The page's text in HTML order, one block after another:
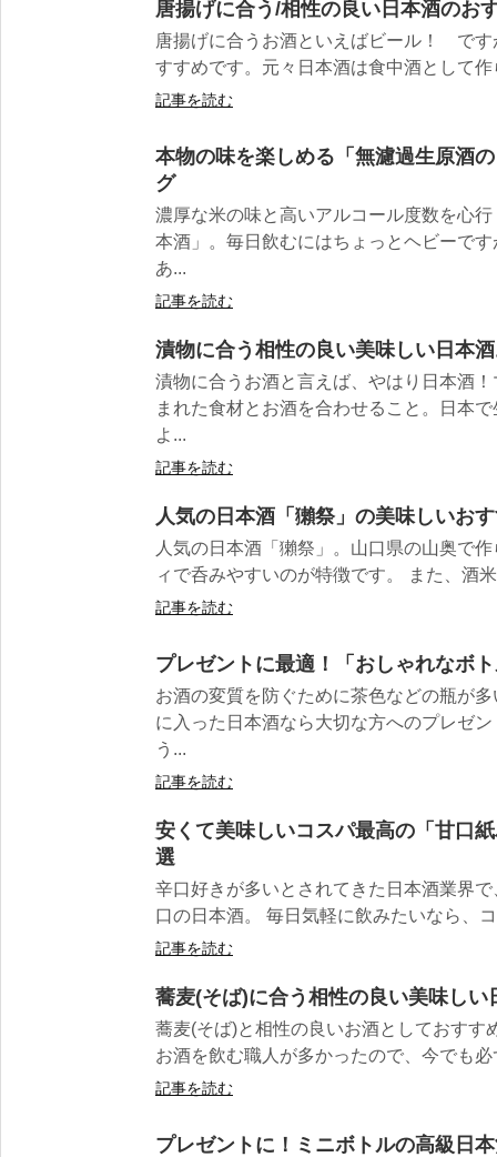
唐揚げに合う/相性の良い日本酒のお
唐揚げに合うお酒といえばビール！ で
すすめです。元々日本酒は食中酒として
記事を読む
本物の味を楽しめる「無濾過生原酒
グ
濃厚な米の味と高いアルコール度数を心
本酒」。毎日飲むにはちょっとヘビーで
あ...
記事を読む
漬物に合う相性の良い美味しい日本
漬物に合うお酒と言えば、やはり日本酒
まれた食材とお酒を合わせること。日本
よ...
記事を読む
人気の日本酒「獺祭」の美味しいお
人気の日本酒「獺祭」。山口県の山奥で
ィで呑みやすいのが特徴です。 また、酒
記事を読む
プレゼントに最適！「おしゃれなボ
お酒の変質を防ぐために茶色などの瓶が
に入った日本酒なら大切な方へのプレゼ
う...
記事を読む
安くて美味しいコスパ最高の「甘口
選
辛口好きが多いとされてきた日本酒業界
口の日本酒。 毎日気軽に飲みたいなら、
記事を読む
蕎麦(そば)に合う相性の良い美味しい
蕎麦(そば)と相性の良いお酒としておすす
お酒を飲む職人が多かったので、今でも
記事を読む
プレゼントに！ミニボトルの高級日